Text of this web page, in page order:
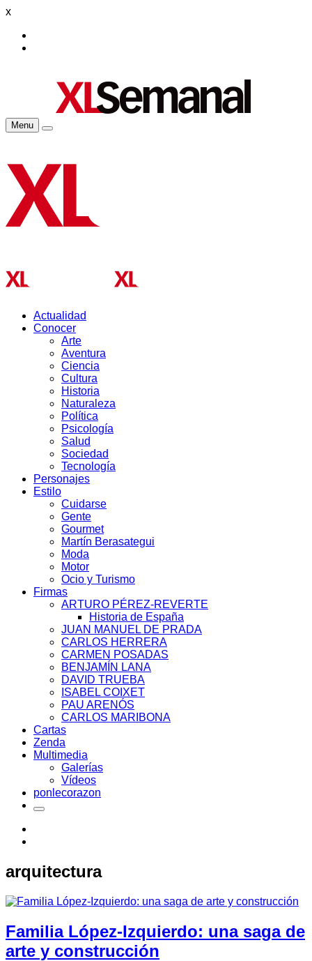
x
Menu
Actualidad
Conocer
Arte
Aventura
Ciencia
Cultura
Historia
Naturaleza
Política
Psicología
Salud
Sociedad
Tecnología
Personajes
Estilo
Cuidarse
Gente
Gourmet
Martín Berasategui
Moda
Motor
Ocio y Turismo
Firmas
ARTURO PÉREZ-REVERTE
Historia de España
JUAN MANUEL DE PRADA
CARLOS HERRERA
CARMEN POSADAS
BENJAMÍN LANA
DAVID TRUEBA
ISABEL COIXET
PAU ARENÓS
CARLOS MARIBONA
Cartas
Zenda
Multimedia
Galerías
Vídeos
ponlecorazon
arquitectura
Familia López-Izquierdo: una saga de
arte y construcción